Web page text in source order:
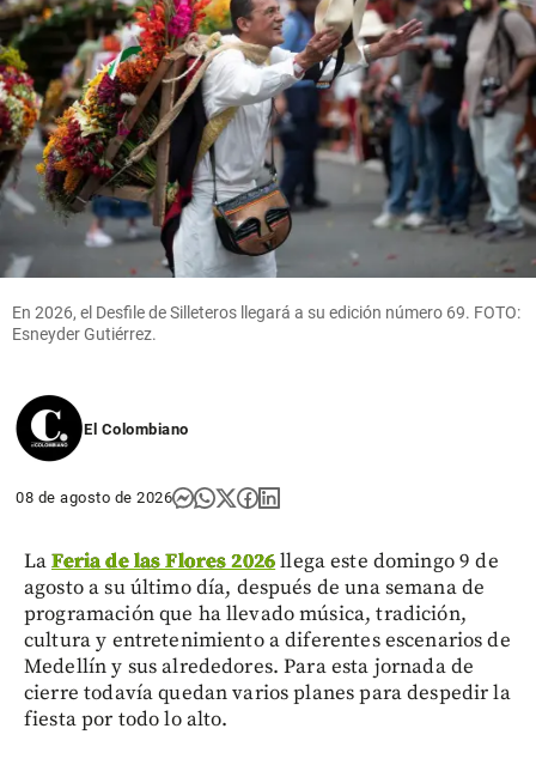
En 2026, el Desfile de Silleteros llegará a su edición número 69. FOTO:
Esneyder Gutiérrez.
El Colombiano
08 de agosto de 2026
LaFeria de las Flores 2026llega este domingo 9 de
agosto a su último día, después de una semana de
programación que ha llevado música, tradición,
cultura y entretenimiento a diferentes escenarios de
Medellín y sus alrededores. Para esta jornada de
cierre todavía quedan varios planes para despedir la
fiesta por todo lo alto.